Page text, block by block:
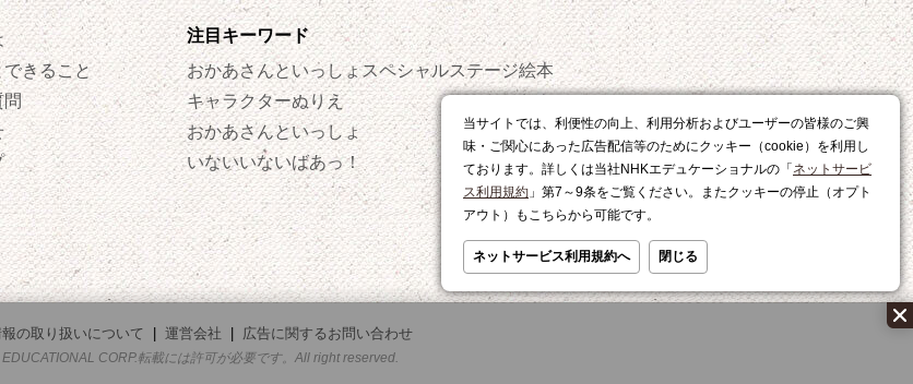
当サイトでは、利便性の向上、利用分析およびユーザーの皆様のご興
味・ご関心にあった広告配信等のためにクッキー（cookie）を利用し
ております。詳しくは当社NHKエデュケーショナルの「 ネットサービ
ス利用規約 」第7～9条をご覧ください。またクッキーの停止（オプト
アウト）もこちらから可能です。
ネットサービス利用規約へ 閉じる
きること
問
注目キーワード
おかあさんといっしょスペシャルステージ
キャラクターぬりえ
おかあさんといっしょ
いないいないばあっ！
絵本
おやつ
レシピ
の取り扱いについて 運営会社
広告に関するお問い合わせ
CORP.転載には許可が必要です。All right reserved.